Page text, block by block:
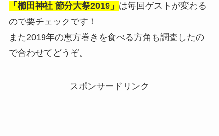
「櫛田神社 節分大祭2019」 は毎回ゲストが変わる
ので要チェックです！
また2019年の恵方巻きを食べる方角も調査したの
で合わせてどうぞ。
スポンサードリンク